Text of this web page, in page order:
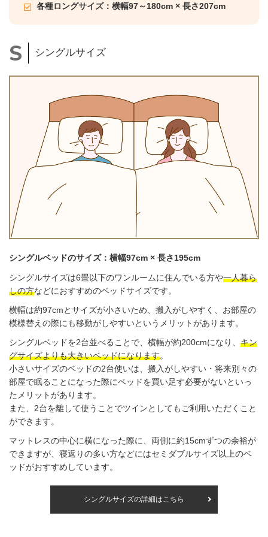
各種ロングサイズ：横幅97～180cm × 長さ207cm
シングルサイズ
シングルベッドのサイズ：横幅97cm × 長さ195cm
シングルサイズは6畳以下のワンルームに住んでいる方や一人暮ら
しの方などにおすすめのベッドサイズです。
横幅は約97cmとサイズが小さいため、搬入がしやすく、お部屋の
模様替えの際にも移動がしやすいというメリットがあります。
シングルベッドを2台並べることで、横幅が約200cmになり、 キン
グサイズよりも大きいベッドになります。
小さいサイズのベッドの2台使いは、搬入がしやすい・将来別々の
部屋で眠ることになった際にベッドを買い足す必要がないといっ
たメリットがあります。
また、2台を離して使うことでツインとしてもご利用いただくこと
ができます。
マットレスの中心に横になった際に、両側に約15cmずつの余裕が
できますが、寝返りの多い方などにはセミダブルサイズ以上のベ
ッドがおすすめしています。
シングルサイズの詳細はこちら